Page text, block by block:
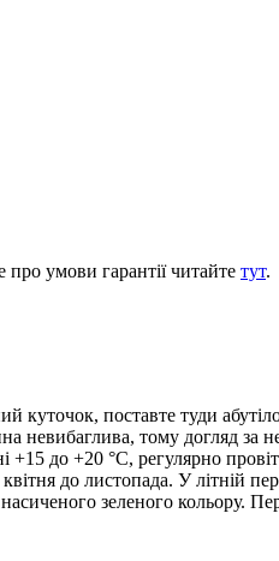
про умови гарантії читайте тут.
куточок, поставте туди
невибаглива, тому догляд за
+15 до +20 °С, регулярно
до листопада. У літній
зеленого кольору.